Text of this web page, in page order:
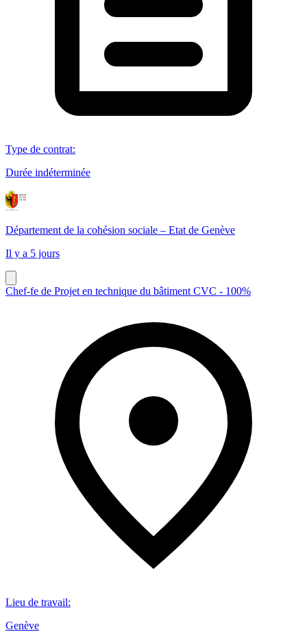
Type de contrat:
Durée indéterminée
Département de la cohésion sociale – Etat de Genève
Il y a 5 jours
Chef-fe de Projet en technique du bâtiment CVC - 100%
Lieu de travail:
Genève